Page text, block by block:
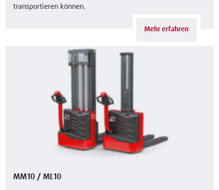
transportieren können.
Mehr erfahren
MM10 / ML10